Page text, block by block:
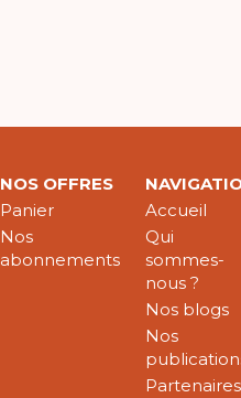
NOS OFFRES
Panier
Nos
abonnements
Accueil
Qui
sommes-
nous ?
Nos blogs
Nos
Partenaires